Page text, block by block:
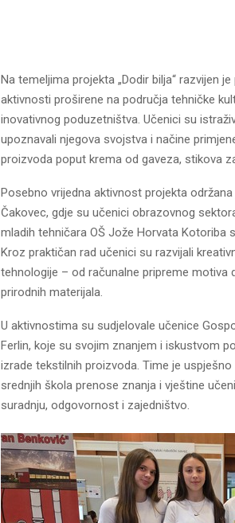
Na temeljima projekta „Dodir bilja“ razvijen
aktivnosti proširene na područja tehničke
inovativnog poduzetništva. Učenici su
upoznavali njegova svojstva i načine
proizvoda poput krema od gaveza, stikova
Posebno vrijedna aktivnost projekta
Čakovec, gdje su učenici obrazovnog
mladih tehničara OŠ Jože Horvata Kotoriba
Kroz praktičan rad učenici su razvijali
tehnologije – od računalne pripreme
prirodnih materijala.
U aktivnostima su sudjelovale učenice
Ferlin, koje su svojim znanjem i iskustvom
izrade tekstilnih proizvoda. Time je
srednjih škola prenose znanja i vještine
suradnju, odgovornost i zajedništvo.